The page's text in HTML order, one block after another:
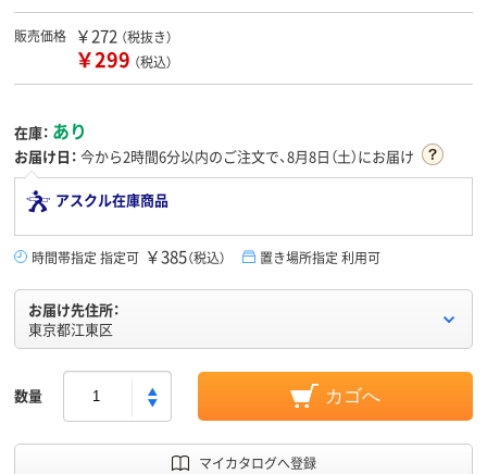
販売価格 ￥272 （税抜き）
￥299 （税込）
在庫： あり
お届け日： 今から2時間6分以内のご注文で、8月8日（土）にお届け
アスクル在庫商品
時間帯指定 指定可 ￥385（税込） 置き場所指定 利用可
お届け先住所：
東京都江東区
数量 カゴへ
マイカタログへ登録